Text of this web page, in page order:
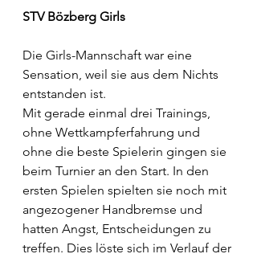
STV Bözberg Girls
Die Girls-Mannschaft war eine
Sensation, weil sie aus dem Nichts
entstanden ist.
Mit gerade einmal drei Trainings,
ohne Wettkampferfahrung und
ohne die beste Spielerin gingen sie
beim Turnier an den Start. In den
ersten Spielen spielten sie noch mit
angezogener Handbremse und
hatten Angst, Entscheidungen zu
treffen. Dies löste sich im Verlauf der